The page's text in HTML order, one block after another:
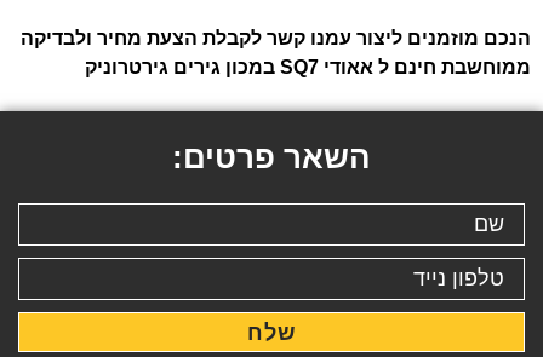
הנכם מוזמנים ליצור עמנו קשר לקבלת הצעת מחיר ולבדיקה
ממוחשבת חינם ל אאודי SQ7 במכון גירים גירטרוניק
השאר פרטים:
שלח